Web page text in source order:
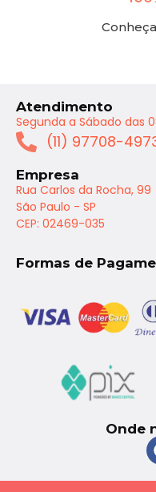
Atendimento
Segunda a Sábado das
(11) 97708-
Empresa
Rua Carlos da Rocha, 99
São Paulo - SP
CEP: 02469-035
Formas de
Onde